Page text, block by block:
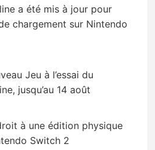
a été mis à jour pour
chargement sur Nintendo
Jeu à l’essai du
jusqu’au 14 août
à une édition physique
Switch 2